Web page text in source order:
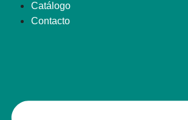
Catálogo
Contacto